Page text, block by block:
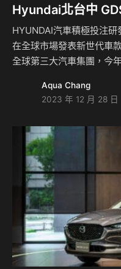
Hyundai北台中
HYUNDAI汽車積極投注
在全球市場發表新世代車
全球第三大汽車集團，今
顧客的重要性，積極扎根
啟動「We Care 3.0顧客
示中心軟硬體與全面數位
後回廠的專業服務品質，
HYUNDAI汽車體驗。未
GDSI據點新貌，並且擴大
Aqua Chang
2023 年 12 月 28 日